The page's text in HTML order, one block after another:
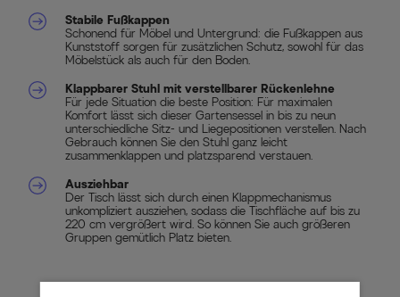
Stabile Fußkappen
Schonend für Möbel und Untergrund: die Fußkappen aus
Kunststoff sorgen für zusätzlichen Schutz, sowohl für das
Möbelstück als auch für den Boden.
Klappbarer Stuhl mit verstellbarer Rückenlehne
Für jede Situation die beste Position: Für maximalen
Komfort lässt sich dieser Gartensessel in bis zu neun
unterschiedliche Sitz- und Liegepositionen verstellen. Nach
Gebrauch können Sie den Stuhl ganz leicht
zusammenklappen und platzsparend verstauen.
Ausziehbar
Der Tisch lässt sich durch einen Klappmechanismus
unkompliziert ausziehen, sodass die Tischfläche auf bis zu
220 cm vergrößert wird. So können Sie auch größeren
Gruppen gemütlich Platz bieten.